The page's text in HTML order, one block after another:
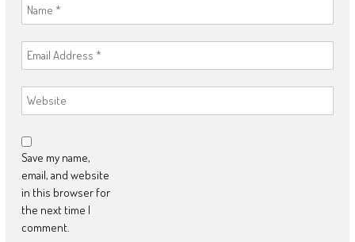
Save my name,
email, and website
in this browser for
the next time I
comment.